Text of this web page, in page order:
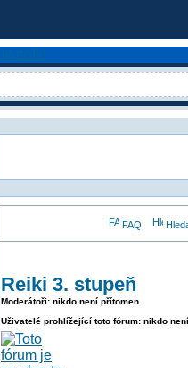
FAQ
Reiki 3. stupeň
Moderátoři: nikdo není přítomen
Uživatelé prohlížející toto fórum: nikdo